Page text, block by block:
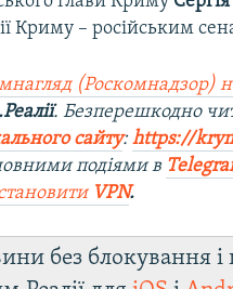
Криму – російським
(Роскомнадзор)
. Безперешкодно
сайту:https://
подіями в
VPN.
без блокування